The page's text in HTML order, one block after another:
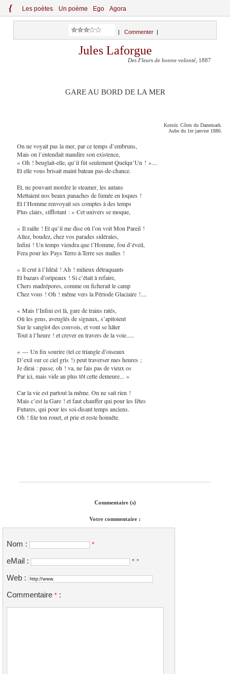
{ Les poètes Un poème Ego Agora
Commenter
Jules Laforgue
Des Fleurs de bonne volonté , 1887
GARE AU BORD DE LA MER
Korsör. Côtes du Danemark.
Aube du 1er janvier 1886.
On ne voyait pas la mer, par ce temps d’embruns,
Mais on l’entendait maudire son existence,
« Oh ! beuglait-elle, qu’il fût seulement Quelqu’Un ! »....
Et elle vous brisait maint bateau pas-de-chance.
Et, ne pouvant mordre le steamer, les autans
Mettaient nos beaux panaches de fumée en loques !
Et l’Homme renvoyait ses comptes à des temps
Plus clairs, sifflotant : « Cet univers se moque,
« Il raille ! Et qu’il me dise où l’on voit Mon Pareil !
Allez, boudez, chez vos parades sidérales,
Infini ! Un temps viendra que l’Homme, fou d’éveil,
Fera pour les Pays Terre-à-Terre ses malles !
« Il crut à l’Idéal ! Ah ! milieux détraquants
Et bazars d’oripeaux ! Si c’était à refaire,
Chers madrépores, comme on ficherait le camp
Chez vous ! Oh ! même vers la Période Glaciaire !....
« Mais l’Infini est là, gare de trains ratés,
Où les gens, aveuglés de signaux, s’apitoient
Sur le sanglot des convois, et vont se hâter
Tout à l’heure ! et crever en travers de la voie.....
« — Un fin sourire (tel ce triangle d’oiseaux
D’exil sur ce ciel gris !) peut traverser mes heures ;
Je dirai : passe, oh ! va, ne fais pas de vieux os
Par ici, mais vide au plus tôt cette demeure... »
Car la vie est partout la même. On ne sait rien !
Mais c’est la Gare ! et faut chauffer qui pour les fêtes
Futures, qui pour les soi-disant temps anciens.
Oh ! file ton rouet, et prie et reste honnête.
Commentaire (s)
Votre commentaire :
Nom : *
eMail : * *
Web :
Commentaire * :